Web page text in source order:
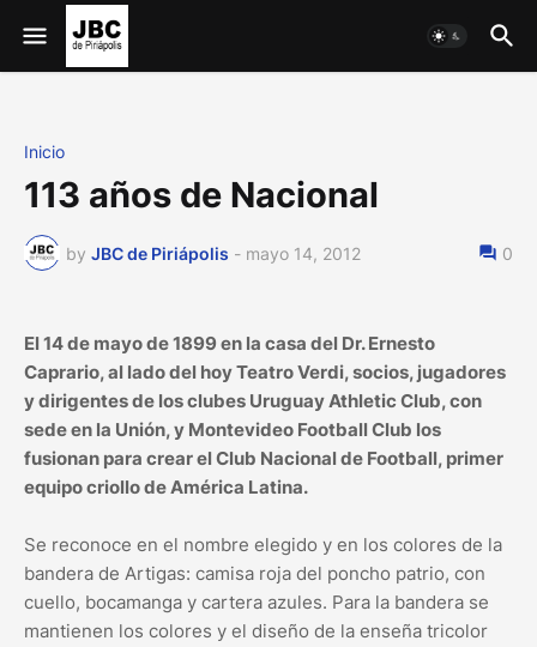
Inicio
113 años de Nacional
by JBC de Piriápolis - mayo 14, 2012 0
El 14 de mayo de 1899 en la casa del Dr. Ernesto
Caprario, al lado del hoy Teatro Verdi, socios, jugadores
y dirigentes de los clubes Uruguay Athletic Club, con
sede en la Unión, y Montevideo Football Club los
fusionan para crear el Club Nacional de Football, primer
equipo criollo de América Latina.
Se reconoce en el nombre elegido y en los colores de la
bandera de Artigas: camisa roja del poncho patrio, con
cuello, bocamanga y cartera azules. Para la bandera se
mantienen los colores y el diseño de la enseña tricolor